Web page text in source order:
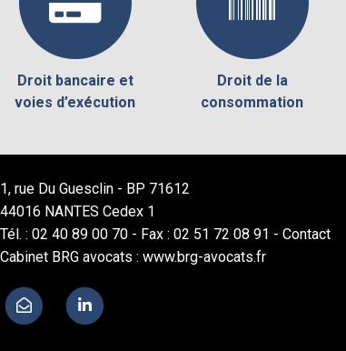
Droit bancaire et
voies d’exécution
Droit de la
consommation
1, rue Du Guesclin - BP 71612
44016 NANTES Cedex 1
Tél. : 02 40 89 00 70 - Fax : 02 51 72 08 91 - Contact
Cabinet BRG avocats : www.brg-avocats.fr